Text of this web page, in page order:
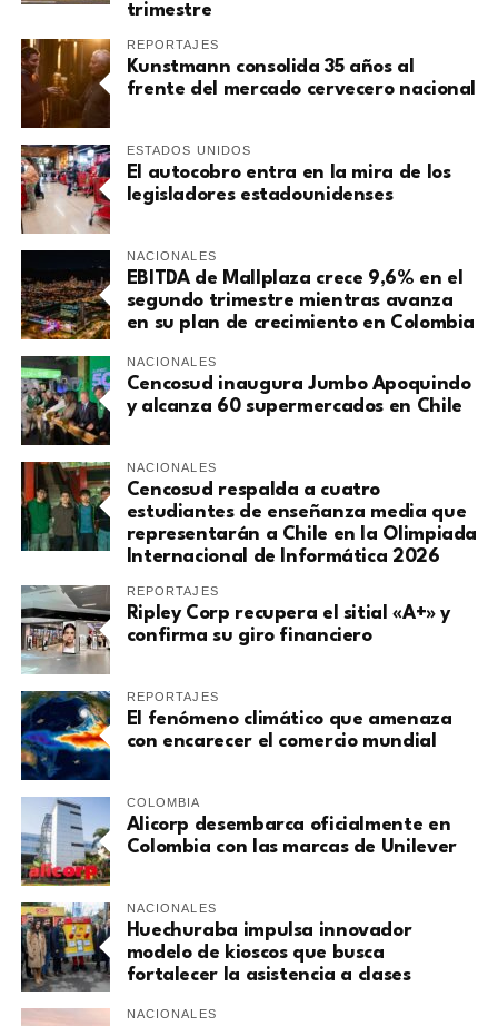
trimestre
REPORTAJES
Kunstmann consolida 35 años al
frente del mercado cervecero nacional
ESTADOS UNIDOS
El autocobro entra en la mira de los
legisladores estadounidenses
NACIONALES
EBITDA de Mallplaza crece 9,6% en el
segundo trimestre mientras avanza
en su plan de crecimiento en Colombia
NACIONALES
Cencosud inaugura Jumbo Apoquindo
y alcanza 60 supermercados en Chile
NACIONALES
Cencosud respalda a cuatro
estudiantes de enseñanza media que
representarán a Chile en la Olimpiada
Internacional de Informática 2026
REPORTAJES
Ripley Corp recupera el sitial «A+» y
confirma su giro financiero
REPORTAJES
El fenómeno climático que amenaza
con encarecer el comercio mundial
COLOMBIA
Alicorp desembarca oficialmente en
Colombia con las marcas de Unilever
NACIONALES
Huechuraba impulsa innovador
modelo de kioscos que busca
fortalecer la asistencia a clases
NACIONALES